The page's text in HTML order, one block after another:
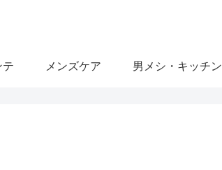
テ メンズケア 男メシ・キッチン